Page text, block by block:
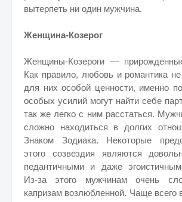
вытерпеть ни один мужчина.
Женщина-Козерог
Женщины-Козероги —
Как правило, любовь и романтика
для них особой ценности, именно
особых усилий могут найти себе
так же легко с ним расстаться.
сложно находиться в долгих
Знаком Зодиака. Некоторые
этого созвездия являются
педантичными и даже
Из-за этого мужчинам очень
капризам возлюбленной. Чаще всего